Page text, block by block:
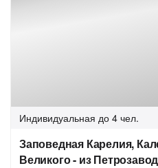
Индивидуальная до 4 чел.
Заповедная Карелия,
Великого - из